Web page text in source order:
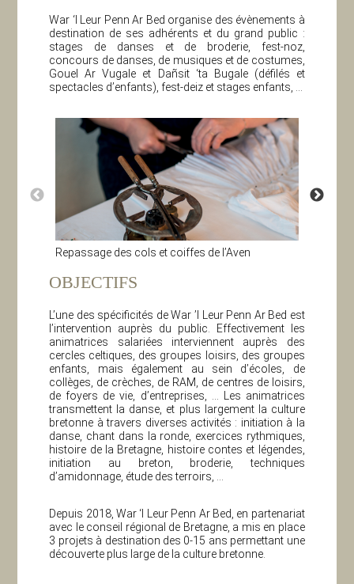
War ‘l Leur Penn Ar Bed organise des évènements à
destination de ses adhérents et du grand public :
stages de danses et de broderie, fest-noz,
concours de danses, de musiques et de costumes,
Gouel Ar Vugale et Dañsit ‘ta Bugale (défilés et
spectacles d’enfants), fest-deiz et stages enfants, …
Repassage des cols et coiffes de l’Aven
OBJECTIFS
L’une des spécificités de War ’l Leur Penn Ar Bed est
l’intervention auprès du public. Effectivement les
animatrices salariées interviennent auprès des
cercles celtiques, des groupes loisirs, des groupes
enfants, mais également au sein d’écoles, de
collèges, de crèches, de RAM, de centres de loisirs,
de foyers de vie, d’entreprises, … Les animatrices
transmettent la danse, et plus largement la culture
bretonne à travers diverses activités : initiation à la
danse, chant dans la ronde, exercices rythmiques,
histoire de la Bretagne, histoire contes et légendes,
initiation au breton, broderie, techniques
d’amidonnage, étude des terroirs, …
Depuis 2018, War ‘l Leur Penn Ar Bed, en partenariat
avec le conseil régional de Bretagne, a mis en place
3 projets à destination des 0-15 ans permettant une
découverte plus large de la culture bretonne.